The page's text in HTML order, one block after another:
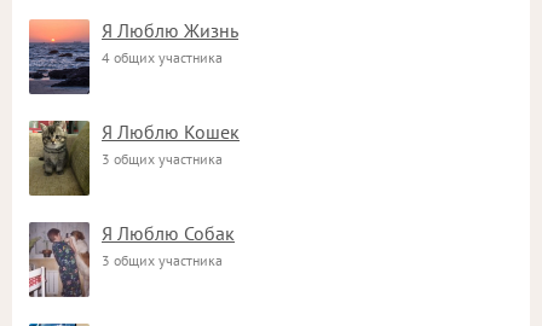
Я Люблю Жизнь
4 общих участника
Я Люблю Кошек
3 общих участника
Я Люблю Собак
3 общих участника